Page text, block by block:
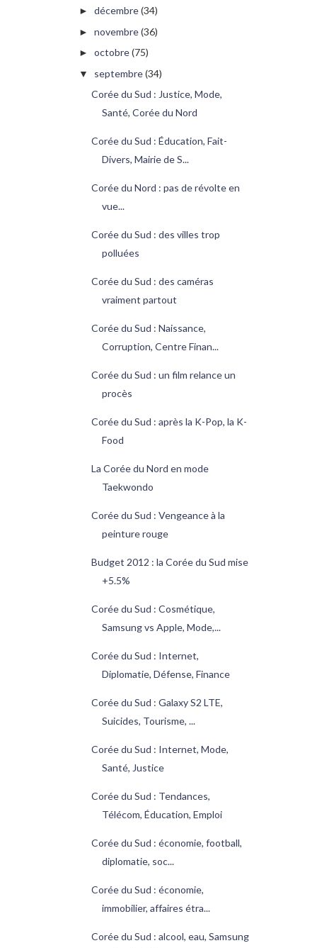
► décembre(34)
► novembre(36)
► octobre(75)
▼ septembre(34)
Corée du Sud : Justice, Mode,
Santé, Corée du Nord
Corée du Sud : Éducation, Fait-
Divers, Mairie de S...
Corée du Nord : pas de révolte en
vue...
Corée du Sud : des villes trop
polluées
Corée du Sud : des caméras
vraiment partout
Corée du Sud : Naissance,
Corruption, Centre Finan...
Corée du Sud : un film relance un
procès
Corée du Sud : après la K-Pop, la K-
Food
La Corée du Nord en mode
Taekwondo
Corée du Sud : Vengeance à la
peinture rouge
Budget 2012 : la Corée du Sud mise
+5.5%
Corée du Sud : Cosmétique,
Samsung vs Apple, Mode,...
Corée du Sud : Internet,
Diplomatie, Défense, Finance
Corée du Sud : Galaxy S2 LTE,
Suicides, Tourisme, ...
Corée du Sud : Internet, Mode,
Santé, Justice
Corée du Sud : Tendances,
Télécom, Éducation, Emploi
Corée du Sud : économie, football,
diplomatie, soc...
Corée du Sud : économie,
immobilier, affaires étra...
Corée du Sud : alcool, eau, Samsung